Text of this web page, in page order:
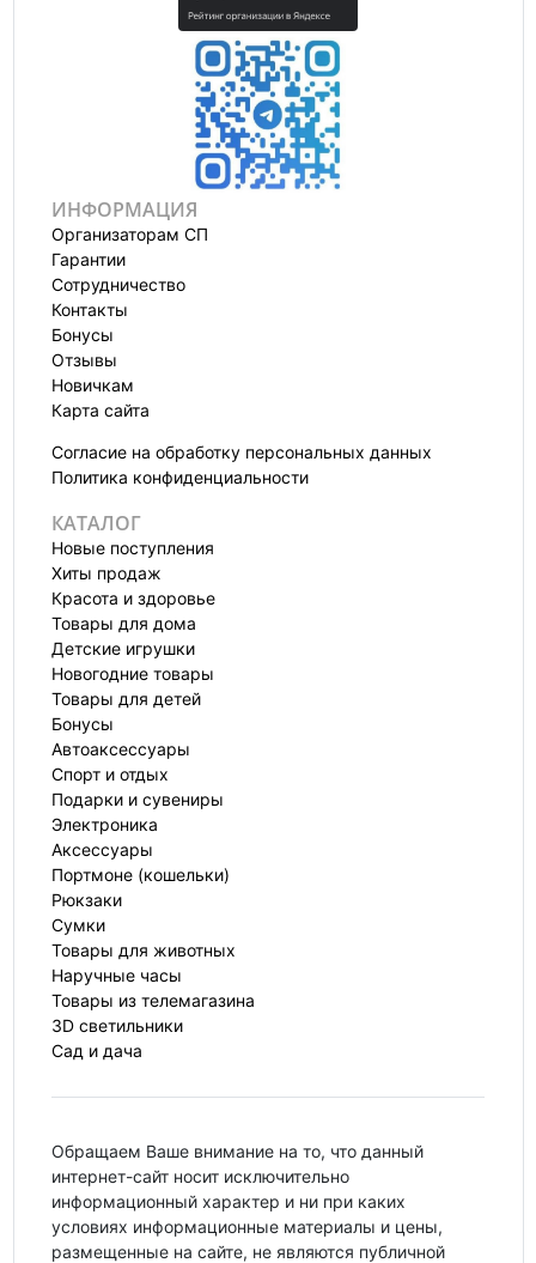
ИНФОРМАЦИЯ
Организаторам СП
Гарантии
Сотрудничество
Контакты
Бонусы
Отзывы
Новичкам
Карта сайта
Согласие на обработку персональных данных
Политика конфиденциальности
КАТАЛОГ
Новые поступления
Хиты продаж
Красота и здоровье
Товары для дома
Детские игрушки
Новогодние товары
Товары для детей
Бонусы
Автоаксессуары
Спорт и отдых
Подарки и сувениры
Электроника
Аксессуары
Портмоне (кошельки)
Рюкзаки
Сумки
Товары для животных
Наручные часы
Товары из телемагазина
3D светильники
Сад и дача
Обращаем Ваше внимание на то, что данный
интернет-сайт носит исключительно
информационный характер и ни при каких
условиях информационные материалы и цены,
размещенные на сайте, не являются публичной